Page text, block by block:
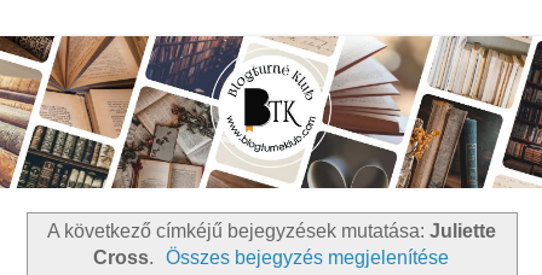
A következő címkéjű bejegyzések mutatása: Juliette
Cross. Összes bejegyzés megjelenítése